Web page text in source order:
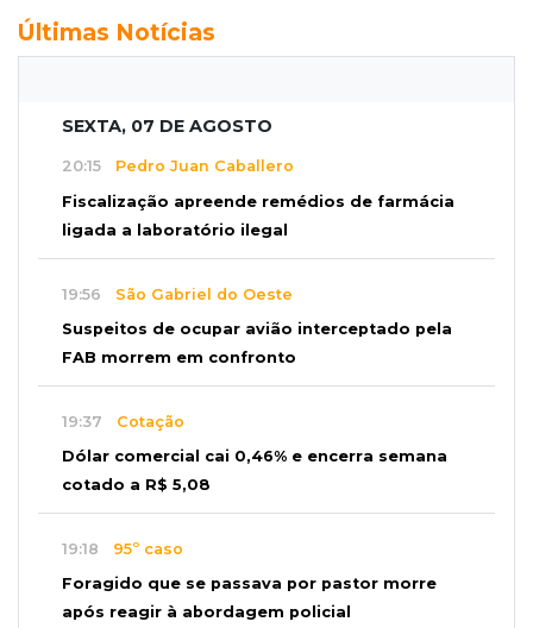
Últimas Notícias
SEXTA, 07 DE AGOSTO
20:15 Pedro Juan Caballero
Fiscalização apreende remédios de farmácia
ligada a laboratório ilegal
19:56 São Gabriel do Oeste
Suspeitos de ocupar avião interceptado pela
FAB morrem em confronto
19:37 Cotação
Dólar comercial cai 0,46% e encerra semana
cotado a R$ 5,08
19:18 95º caso
Foragido que se passava por pastor morre
após reagir à abordagem policial